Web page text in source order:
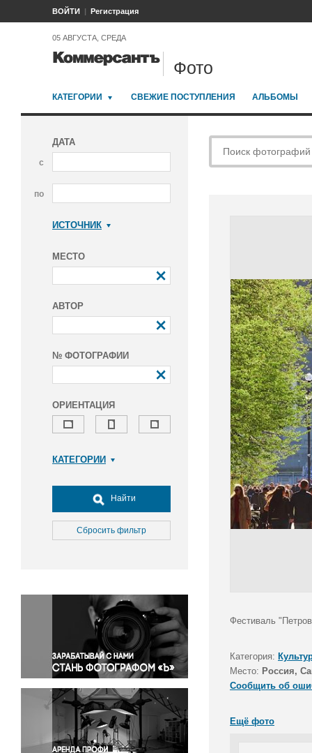
ВОЙТИ Регистрация
05 АВГУСТА, СРЕДА
Фото
КАТЕГОРИИ СВЕЖИЕ ПОСТУПЛЕНИЯ АЛЬБОМЫ
ДАТА
с
по
ИСТОЧНИК
МЕСТО
АВТОР
№ ФОТОГРАФИИ
ОРИЕНТАЦИЯ
КАТЕГОРИИ
Досуг, туризм и отдых
Культура
Медицина
Окружающая среда
Политика
Правосудие
Происшествия и конфликты
Религия
Светская жизнь
Спорт
Экология
Экономика и бизнес
Найти
Сбросить фильтр
Фестиваль
Категория:
Место: Россия,
Сообщить об
Ещё фото